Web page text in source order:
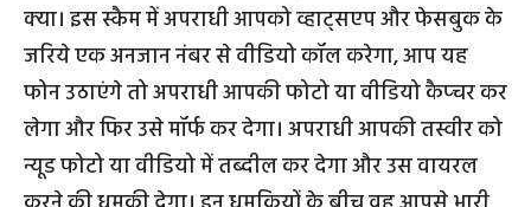
क्या। इस स्कैम में अपराधी आपको व्हाट्सएप और फेसबुक के
जरिये एक अनजान नंबर से वीडियो कॉल करेगा, आप यह
फोन उठाएंगे तो अपराधी आपकी फोटो या वीडियो कैप्चर कर
लेगा और फिर उसे मॉर्फ कर देगा। अपराधी आपकी तस्वीर को
न्यूड फोटो या वीडियो में तब्दील कर देगा और उस वायरल